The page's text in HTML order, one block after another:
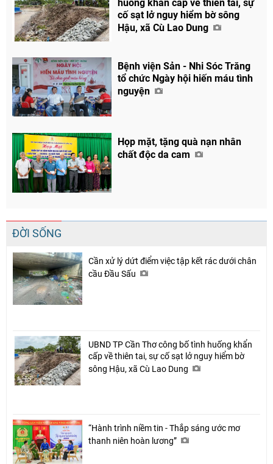
huống khẩn cấp về thiên tai, sự
cố sạt lở nguy hiểm bờ sông
Hậu, xã Cù Lao Dung
Bệnh viện Sản - Nhi Sóc Trăng
tổ chức Ngày hội hiến máu tình
nguyện
Họp mặt, tặng quà nạn nhân
chất độc da cam
ĐỜI SỐNG
Cần xử lý dứt điểm việc tập kết rác dưới chân
cầu Đầu Sấu
UBND TP Cần Thơ công bố tình huống khẩn
cấp về thiên tai, sự cố sạt lở nguy hiểm bờ
sông Hậu, xã Cù Lao Dung
“Hành trình niềm tin - Thắp sáng ước mơ
thanh niên hoàn lương”